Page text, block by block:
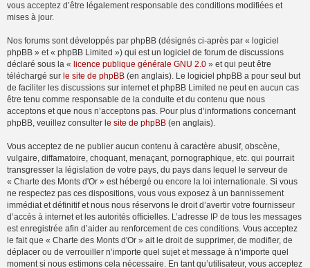
vous acceptez d’être légalement responsable des conditions modifiées et
mises à jour.
Nos forums sont développés par phpBB (désignés ci-après par « logiciel
phpBB » et « phpBB Limited ») qui est un logiciel de forum de discussions
déclaré sous la « licence publique générale GNU 2.0 » et qui peut être
téléchargé sur le site de phpBB (en anglais). Le logiciel phpBB a pour seul but
de faciliter les discussions sur internet et phpBB Limited ne peut en aucun cas
être tenu comme responsable de la conduite et du contenu que nous
acceptons et que nous n’acceptons pas. Pour plus d’informations concernant
phpBB, veuillez consulter le site de phpBB (en anglais).
Vous acceptez de ne publier aucun contenu à caractère abusif, obscène,
vulgaire, diffamatoire, choquant, menaçant, pornographique, etc. qui pourrait
transgresser la législation de votre pays, du pays dans lequel le serveur de
« Charte des Monts d'Or » est hébergé ou encore la loi internationale. Si vous
ne respectez pas ces dispositions, vous vous exposez à un bannissement
immédiat et définitif et nous nous réservons le droit d’avertir votre fournisseur
d’accès à internet et les autorités officielles. L’adresse IP de tous les messages
est enregistrée afin d’aider au renforcement de ces conditions. Vous acceptez
le fait que « Charte des Monts d'Or » ait le droit de supprimer, de modifier, de
déplacer ou de verrouiller n’importe quel sujet et message à n’importe quel
moment si nous estimons cela nécessaire. En tant qu’utilisateur, vous acceptez